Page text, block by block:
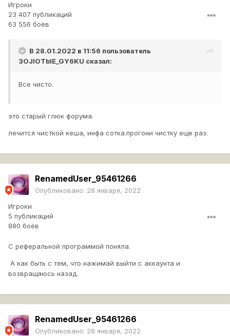
Игроки
23 407 публикаций
63 556 боёв
В 28.01.2022 в 11:56 пользователь
3OJIOTbIE_GY6KU сказал:
Все чисто.
это старый глюк форума.
лечится чисткой кеша, инфа сотка.прогони чистку еще раз.
RenamedUser_95461266
Опубликовано: 28 января, 2022
Игроки
5 публикаций
880 боёв
С реферальной программой поняла.
А как быть с тем, что нажимай выйти с аккаунта и
возвращаюсь назад.
RenamedUser_95461266
Опубликовано: 28 января, 2022